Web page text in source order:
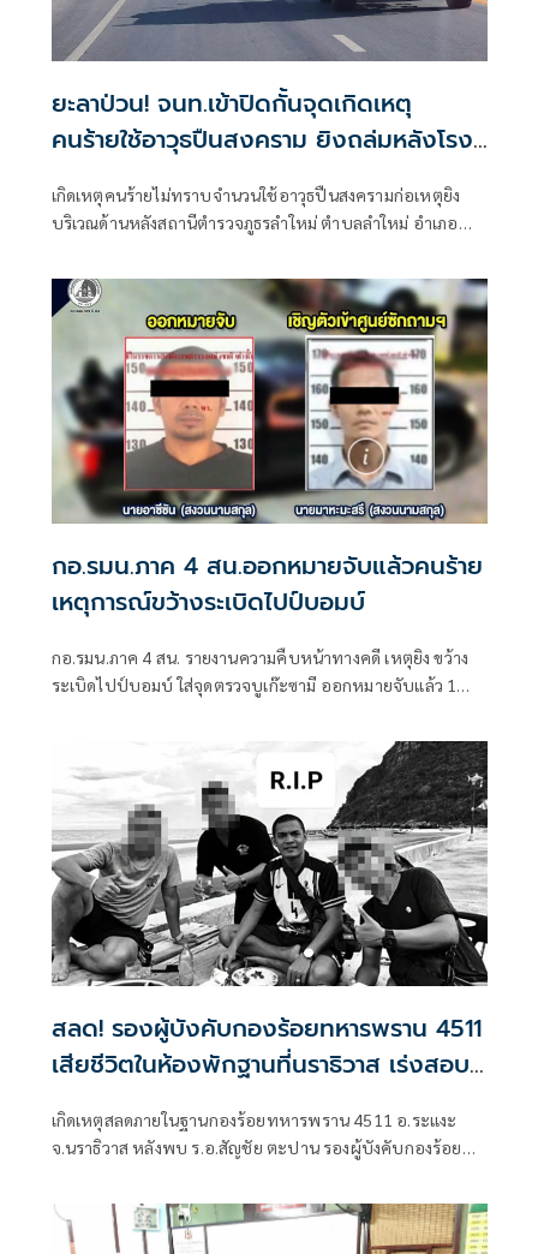
ยะลาป่วน! จนท.เข้าปิดกั้นจุดเกิดเหตุ
คนร้ายใช้อาวุธปืนสงคราม ยิงถล่มหลังโรง
เกิดเหตุคนร้ายไม่ทราบจำนวนใช้อาวุธปืนสงครามก่อเหตุยิง
บริเวณด้านหลังสถานีตำรวจภูธรลำใหม่ ตำบลลำใหม่ อำเภอ
กอ.รมน.ภาค 4 สน.ออกหมายจับแล้วคนร้าย
เหตุการณ์ขว้างระเบิดไปป์บอมบ์
กอ.รมน.ภาค 4 สน. รายงานความคืบหน้าทางคดี เหตุยิง ขว้าง
ระเบิดไปป์บอมบ์ ใส่จุดตรวจบูเก๊ะซามี ออกหมายจับแล้ว 1
สลด! รองผู้บังคับกองร้อยทหารพราน 4511
เสียชีวิตในห้องพักฐานที่นราธิวาส เร่งสอบ
เกิดเหตุสลดภายในฐานกองร้อยทหารพราน 4511 อ.ระแงะ
จ.นราธิวาส หลังพบ ร.อ.สัญชัย ตะปาน รองผู้บังคับกองร้อย
อาวุธปืนประจำกายอยู่ในที่เกิดเหตุ ขณะที่เจ้าหน้าที่อยู่ระหว่าง
สอบสวนหาสาเหตุการเสียชีวิตอย่างละเอียด